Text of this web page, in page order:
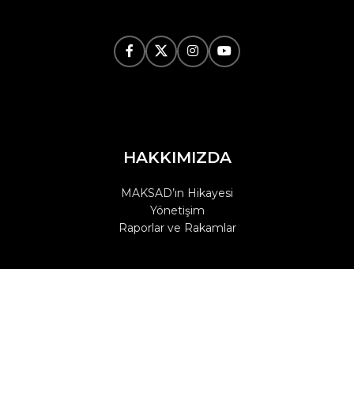
HAKKIMIZDA
MAKSAD’ın Hikayesi
Yönetişim
Raporlar ve Rakamlar